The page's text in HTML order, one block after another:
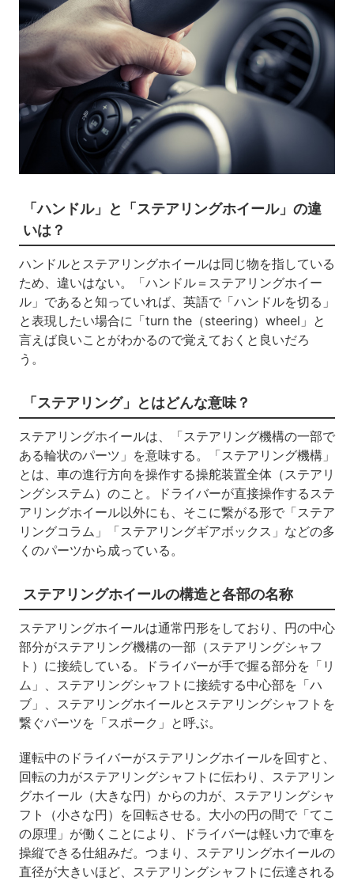
「ハンドル」と「ステアリングホイール」の違
いは？
ハンドルとステアリングホイールは同じ物を指している
ため、違いはない。「ハンドル＝ステアリングホイー
ル」であると知っていれば、英語で「ハンドルを切る」
と表現したい場合に「turn the（steering） wheel 」と
言えば良いことがわかるので覚えておくと良いだろ
う。
「ステアリング」 とはどんな意味？
ステアリングホイールは、「ステアリング機構の一部で
ある輪状のパーツ」を意味する。「ステアリング機構」
とは、車の進行方向を操作する操舵装置全体（ステアリ
ングシステム）のこと。ドライバーが直接操作するステ
アリングホイール以外にも、そこに繋がる形で「ステア
リングコラム」「ステアリングギアボックス」などの多
くのパーツから成っている。
ステアリングホイールの構造と各部の名称
ステアリングホイールは通常円形をしており、円の中心
部分がステアリング機構の一部（ステアリングシャフ
ト）に接続している。ドライバーが手で握る部分を「リ
ム」、ステアリングシャフトに接続する中心部を「ハ
ブ」、ステアリングホイールとステアリングシャフトを
繋ぐパーツを「スポーク」と呼ぶ。
運転中のドライバーがステアリングホイールを回すと、
回転の力がステアリングシャフトに伝わり、ステアリン
グホイール（大きな円）からの力が、ステアリングシャ
フト（小さな円）を回転させる。大小の円の間で「てこ
の原理」が働くことにより、ドライバーは軽い力で車を
操縦できる仕組みだ。つまり、ステアリングホイールの
直径が大きいほど、ステアリングシャフトに伝達される